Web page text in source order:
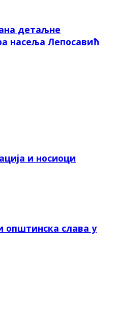
детаљне
насеља Лепосавић
и носиоци
општинска слава у